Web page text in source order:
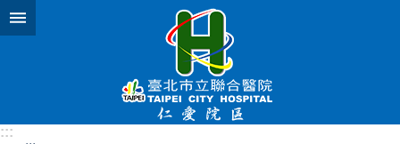
跳到主要內容區塊
:::